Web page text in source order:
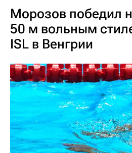
Морозов победил
50 м вольным
ISL в Венгрии